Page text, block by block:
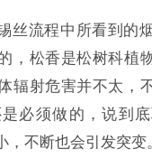
丝流程中所看到的
，松香是松树科植
辐射危害并不太，
必须做的，说到底
，不断也会引发突变